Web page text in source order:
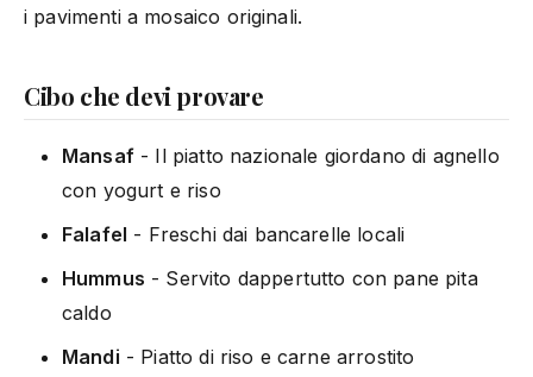
i pavimenti a mosaico originali.
Cibo che devi provare
Mansaf- Il piatto nazionale giordano di agnello
con yogurt e riso
Falafel - Freschi dai bancarelle locali
Hummus - Servito dappertutto con pane pita
caldo
Mandi - Piatto di riso e carne arrostito